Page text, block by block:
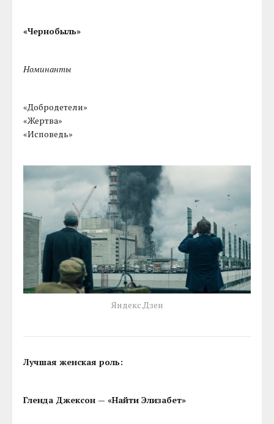
«Чернобыль»
Номинанты
«Добродетели»
«Жертва»
«Исповедь»
Яндекс.Дзен
Лучшая женская роль:
Гленда Джексон — «Найти Элизабет»